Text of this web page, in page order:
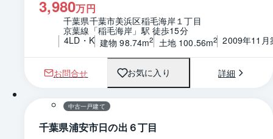
3,980万円
千葉県千葉市美浜区稲毛海岸１丁目
京葉線「稲毛海岸」駅 徒歩15分
4LD・K 建物 98.74m2 土地 100.56m2 2009年11月
お問合せ お気に入り 詳細
1 / 0 間取り
中古一戸建て
千葉県浦安市日の出６丁目